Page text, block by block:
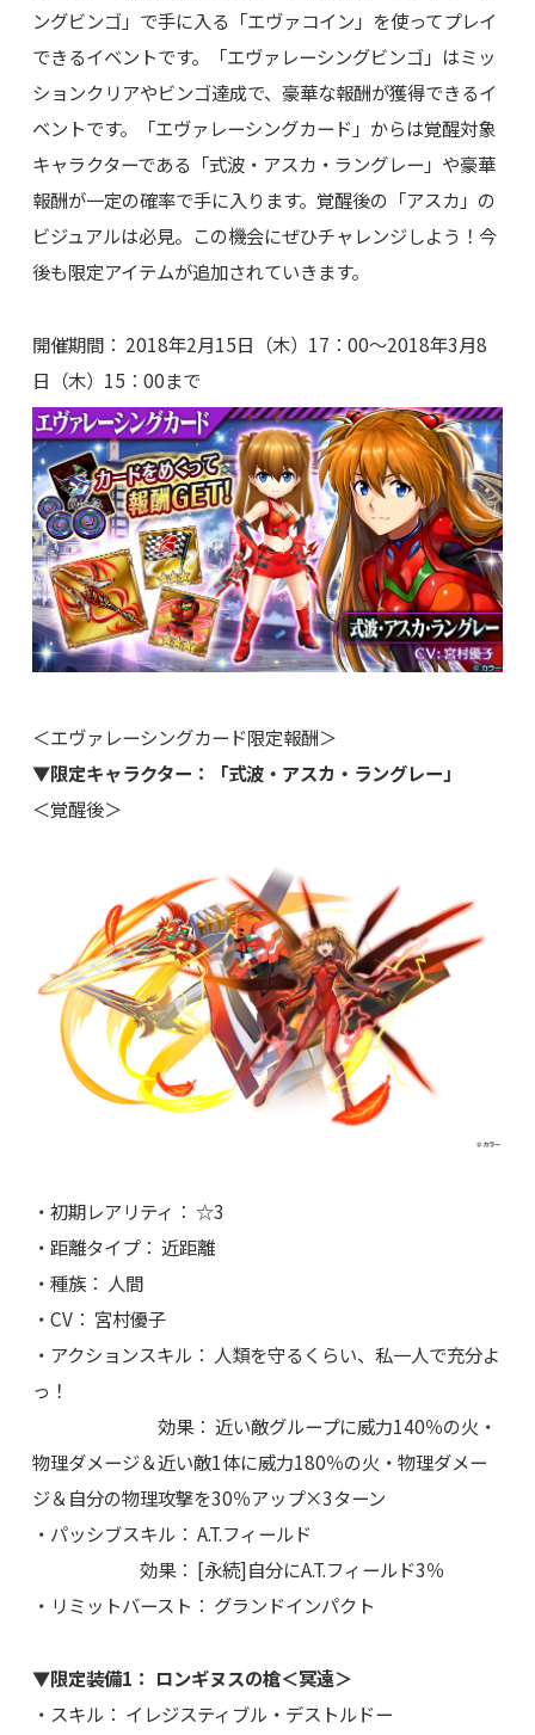
ングビンゴ」で手に入る「エヴァコイン」を使ってプレイ
できるイベントです。「エヴァレーシングビンゴ」はミッ
ションクリアやビンゴ達成で、豪華な報酬が獲得できるイ
ベントです。「エヴァレーシングカード」からは覚醒対象
キャラクターである「式波・アスカ・ラングレー」や豪華
報酬が一定の確率で手に入ります。覚醒後の「アスカ」の
ビジュアルは必見。この機会にぜひチャレンジしよう！今
後も限定アイテムが追加されていきます。
開催期間： 2018年2月15日（木）17：00～2018年3月8
日（木）15：00まで
＜エヴァレーシングカード限定報酬＞
▼限定キャラクター：「式波・アスカ・ラングレー」
＜覚醒後＞
・初期レアリティ： ☆3
・距離タイプ： 近距離
・種族： 人間
・CV： 宮村優子
・アクションスキル： 人類を守るくらい、私一人で充分よ
っ！
効果： 近い敵グループに威力140％の火・
物理ダメージ＆近い敵1体に威力180％の火・物理ダメー
ジ＆自分の物理攻撃を30％アップ×3ターン
・パッシブスキル： A.T.フィールド
効果： [永続]自分にA.T.フィールド3％
・リミットバースト： グランドインパクト
▼限定装備1： ロンギヌスの槍＜冥遠＞
・スキル： イレジスティブル・デストルドー